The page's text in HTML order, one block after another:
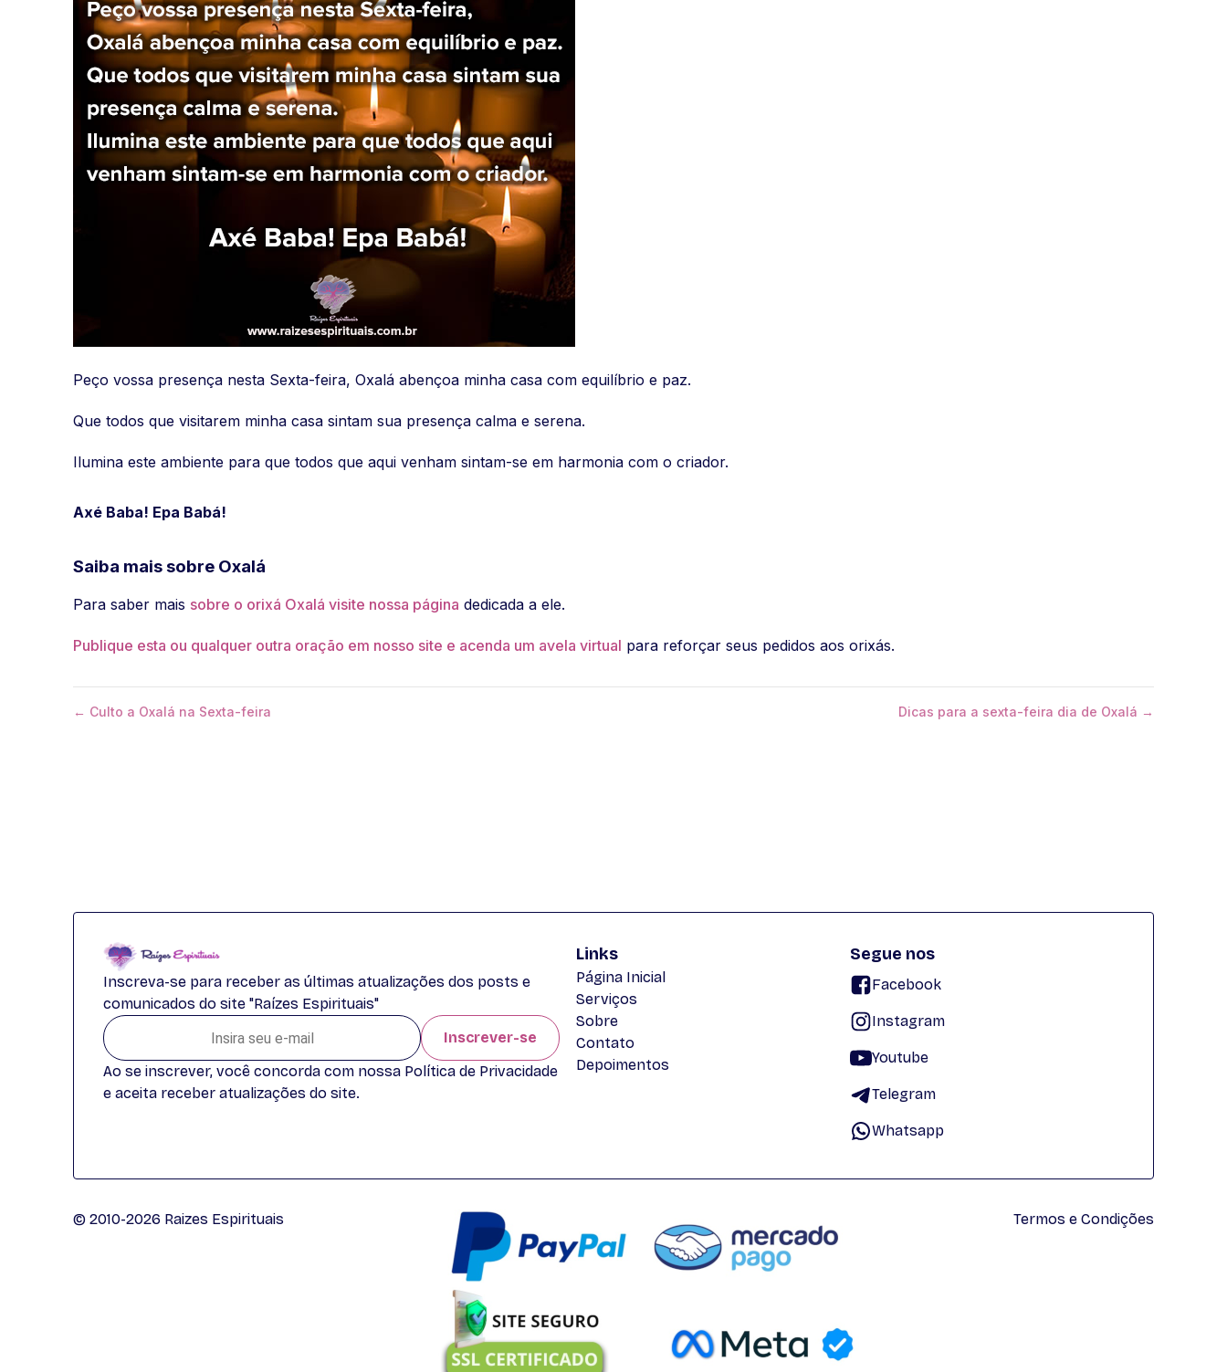
Peço vossa presença nesta Sexta-feira, Oxalá abençoa minha casa com equilíbrio e paz.
Que todos que visitarem minha casa sintam sua presença calma e serena.
Ilumina este ambiente para que todos que aqui venham sintam-se em harmonia com o criador.
Axé Baba! Epa Babá!
Saiba mais sobre Oxalá
Para saber mais sobre o orixá Oxalá visite nossa página dedicada a ele.
Publique esta ou qualquer outra oração em nosso site e acenda um avela virtual para reforçar seus pedidos aos orixás.
← Culto a Oxalá na Sexta-feira Dicas para a sexta-feira dia de Oxalá →
Inscreva-se para receber as últimas atualizações dos posts e
comunicados do site "Raízes Espirituais"
Inscrever-se
Ao se inscrever, você concorda com nossa Política de Privacidade
e aceita receber atualizações do site.
Links
Página Inicial
Serviços
Sobre
Contato
Depoimentos
Segue nos
Facebook
Instagram
Youtube
Telegram
Whatsapp
© 2010-2026 Raizes Espirituais Termos e Condições